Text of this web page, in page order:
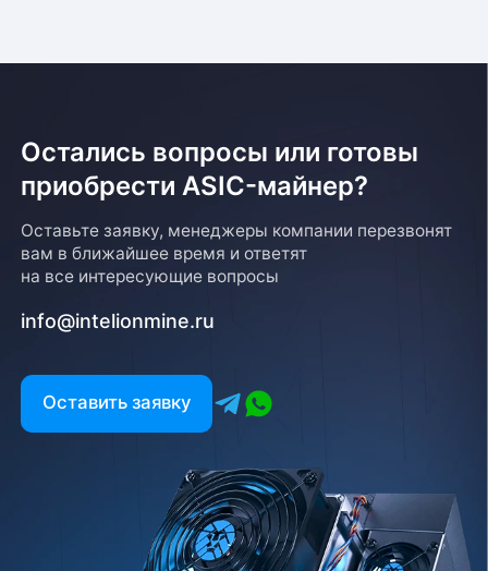
Для того, чтобы оформить возврат товара, клиенту
необходимо связаться с менеджером, который
в соответствии с регламентом Компании после
Есть вопрос?
Заполните форму и мы свяжемся с вами в
Заказать звонок
Остались вопросы или готовы
приобрести ASIC-майнер?
Оставьте заявку, менеджеры компании перезвонят
вам в ближайшее время и ответят
на все интересующие вопросы
info@intelionmine.ru
Оставить заявку